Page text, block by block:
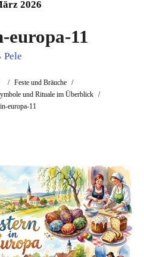
2026
europa-11
Pele
/ Feste und Bräuche /
und Rituale im Überblick
/
europa-11